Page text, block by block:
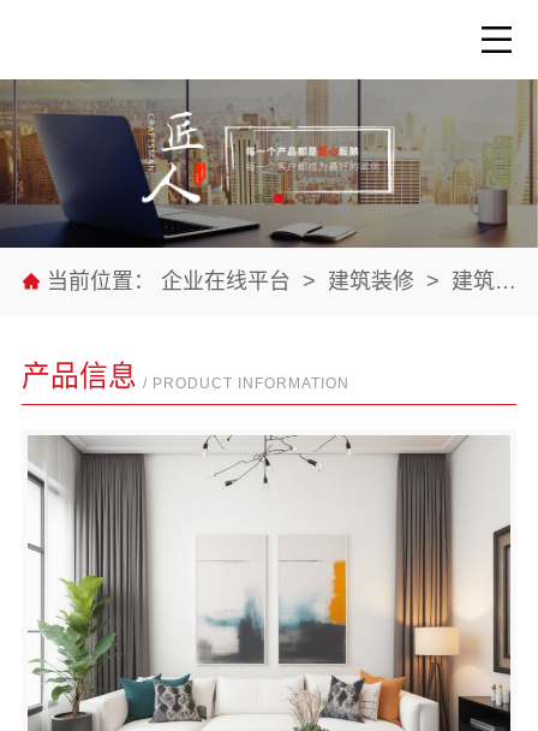
当前位置： 企业在线平台 > 建筑装修 > 建筑装修材料
产品信息 / PRODUCT INFORMATION